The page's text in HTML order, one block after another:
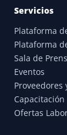
Servicios
Plataforma
Plataforma
Sala de
Eventos
Proveedores
Capacitación
Ofertas